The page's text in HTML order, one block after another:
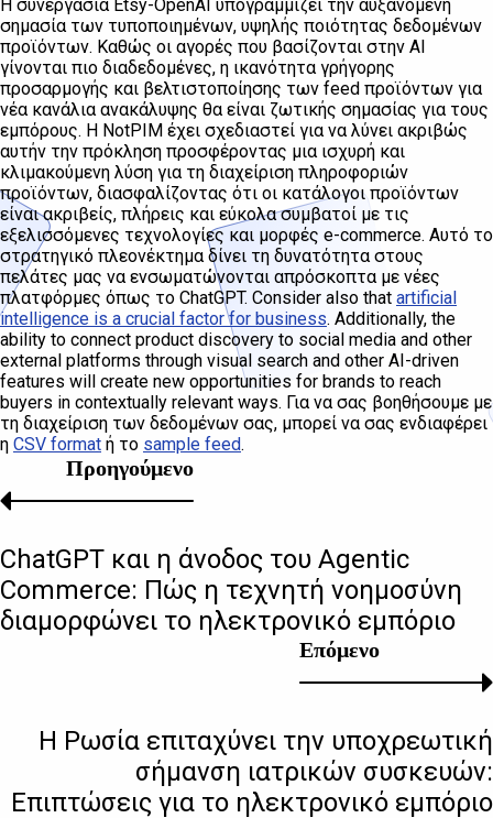
Η συνεργασία Etsy-OpenAI υπογραμμίζει την αυξανόμενη
σημασία των τυποποιημένων, υψηλής ποιότητας δεδομένων
προϊόντων. Καθώς οι αγορές που βασίζονται στην AI
γίνονται πιο διαδεδομένες, η ικανότητα γρήγορης
προσαρμογής και βελτιστοποίησης των feed προϊόντων για
νέα κανάλια ανακάλυψης θα είναι ζωτικής σημασίας για τους
εμπόρους. Η NotPIM έχει σχεδιαστεί για να λύνει ακριβώς
αυτήν την πρόκληση προσφέροντας μια ισχυρή και
κλιμακούμενη λύση για τη διαχείριση πληροφοριών
προϊόντων, διασφαλίζοντας ότι οι κατάλογοι προϊόντων
είναι ακριβείς, πλήρεις και εύκολα συμβατοί με τις
εξελισσόμενες τεχνολογίες και μορφές e-commerce. Αυτό το
στρατηγικό πλεονέκτημα δίνει τη δυνατότητα στους
πελάτες μας να ενσωματώνονται απρόσκοπτα με νέες
πλατφόρμες όπως το ChatGPT. Consider also that artificial
intelligence is a crucial factor for business. Additionally, the
ability to connect product discovery to social media and other
external platforms through visual search and other AI-driven
features will create new opportunities for brands to reach
buyers in contextually relevant ways. Για να σας βοηθήσουμε με
τη διαχείριση των δεδομένων σας, μπορεί να σας ενδιαφέρει
η CSV format ή το sample feed.
Επόμενο
Η Ρωσία επιταχύνει την υποχρεωτική
σήμανση ιατρικών συσκευών:
Επιπτώσεις για το ηλεκτρονικό εμπόριο
Προηγούμενο
ChatGPT και η άνοδος του Agentic
Commerce: Πώς η τεχνητή νοημοσύνη
διαμορφώνει το ηλεκτρονικό εμπόριο